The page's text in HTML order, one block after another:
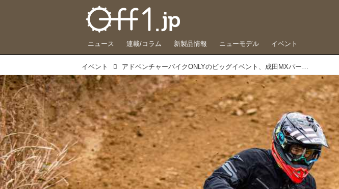
ニュース 連載/コラム 新製品情報 ニューモデル イベント
イベント アドベンチャーバイクONLYのビッグイベント、成田MXパークをおなかいっぱい走り倒せ